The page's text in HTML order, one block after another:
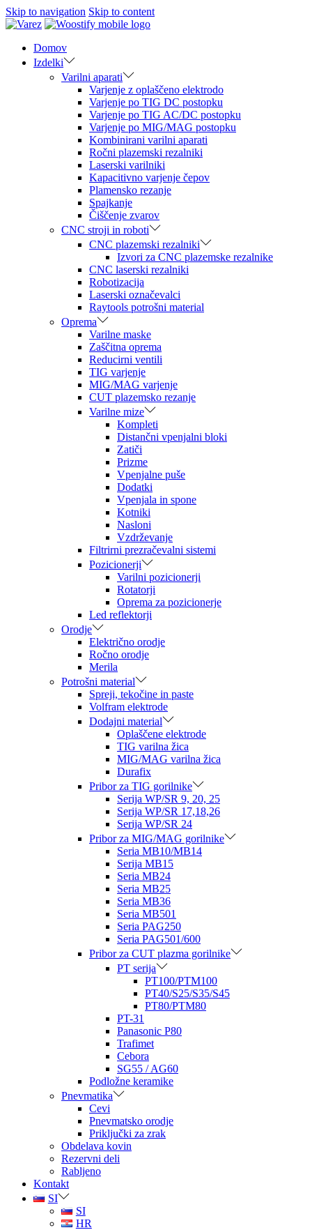
Skip to navigation Skip to content
Domov
Izdelki
Varilni aparati
Varjenje z oplaščeno elektrodo
Varjenje po TIG DC postopku
Varjenje po TIG AC/DC postopku
Varjenje po MIG/MAG postopku
Kombinirani varilni aparati
Ročni plazemski rezalniki
Laserski varilniki
Kapacitivno varjenje čepov
Plamensko rezanje
Spajkanje
Čiščenje zvarov
CNC stroji in roboti
CNC plazemski rezalniki
Izvori za CNC plazemske rezalnike
CNC laserski rezalniki
Robotizacija
Laserski označevalci
Raytools potrošni material
Oprema
Varilne maske
Zaščitna oprema
Reducirni ventili
TIG varjenje
MIG/MAG varjenje
CUT plazemsko rezanje
Varilne mize
Kompleti
Distančni vpenjalni bloki
Zatiči
Prizme
Vpenjalne puše
Dodatki
Vpenjala in spone
Kotniki
Nasloni
Vzdrževanje
Filtrirni prezračevalni sistemi
Pozicionerji
Varilni pozicionerji
Rotatorji
Oprema za pozicionerje
Led reflektorji
Orodje
Električno orodje
Ročno orodje
Merila
Potrošni material
Spreji, tekočine in paste
Volfram elektrode
Dodajni material
Oplaščene elektrode
TIG varilna žica
MIG/MAG varilna žica
Durafix
Pribor za TIG gorilnike
Serija WP/SR 9, 20, 25
Serija WP/SR 17,18,26
Serija WP/SR 24
Pribor za MIG/MAG gorilnike
Seria MB10/MB14
Serija MB15
Seria MB24
Seria MB25
Seria MB36
Seria MB501
Seria PAG250
Seria PAG501/600
Pribor za CUT plazma gorilnike
PT serija
PT100/PTM100
PT40/S25/S35/S45
PT80/PTM80
PT-31
Panasonic P80
Trafimet
Cebora
SG55 / AG60
Podložne keramike
Pnevmatika
Cevi
Pnevmatsko orodje
Priključki za zrak
Obdelava kovin
Rezervni deli
Rabljeno
Kontakt
SI
SI
HR